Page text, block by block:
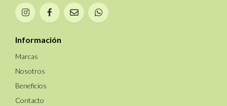
Información
Marcas
Nosotros
Beneficios
Contacto